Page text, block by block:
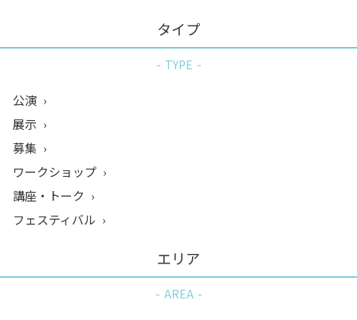
タイプ
TYPE
公演
展示
募集
ワークショップ
講座・トーク
フェスティバル
エリア
AREA